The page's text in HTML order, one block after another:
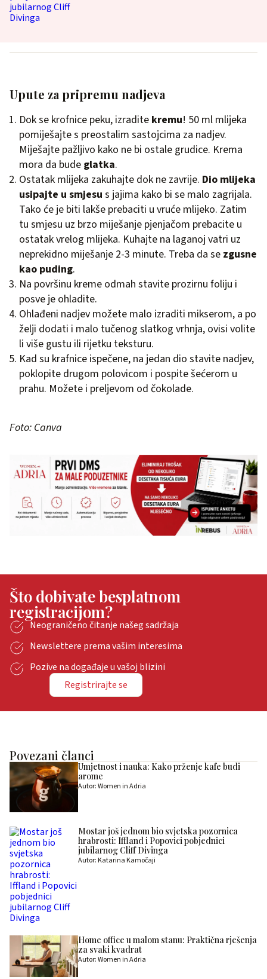
Upute za pripremu nadjeva
Dok se krofnice peku, izradite kremu! 50 ml mlijeka
pomiješajte s preostalim sastojcima za nadjev.
Miješajte pažljivo kako ne bi ostale grudice. Krema
mora da bude glatka.
Ostatak mlijeka zakuhajte dok ne zavrije. Dio mlijeka
usipajte u smjesu s jajima kako bi se malo zagrijala.
Tako će je biti lakše prebaciti u vruće mlijeko. Zatim
tu smjesu uz brzo miješanje pjenjačom prebacite u
ostatak vrelog mlijeka. Kuhajte na laganoj vatri uz
neprekidno miješanje 2-3 minute. Treba da se zgusne
kao puding.
Na površinu kreme odmah stavite prozirnu foliju i
posve je ohladite.
Ohlađeni nadjev možete malo izraditi mikserom, a po
želji dodati i malo tučenog slatkog vrhnja, ovisi volite
li više gustu ili rijetku teksturu.
Kad su krafnice ispečene, na jedan dio stavite nadjev,
poklopite drugom polovicom i pospite šećerom u
prahu. Možete i preljevom od čokolade.
Foto: Canva
Što dobivate besplatnom
registracijom?
Neograničeno čitanje našeg sadržaja
Newslettere prema vašim interesima
Pozive na događaje u vašoj blizini
Registrirajte se
Povezani članci
Umjetnost i nauka: Kako prženje kafe budi
arome
Autor: Women in Adria
Mostar još jednom bio svjetska pozornica
hrabrosti: Iffland i Popovici pobjednici
jubilarnog Cliff Divinga
Autor: Katarina Kamočaji
Home office u malom stanu: Praktična rješenja
za svaki kvadrat
Autor: Women in Adria